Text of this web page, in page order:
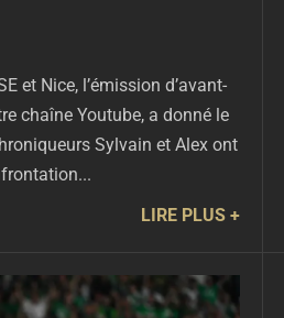
et Nice, l’émission d’avant-
chaîne Youtube, a donné le
Sylvain et Alex ont
LIRE PLUS